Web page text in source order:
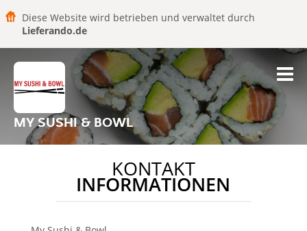
Diese Website wird betrieben und verwaltet durch
Lieferando.de
MY SUSHI & BOWL
KONTAKT
INFORMATIONEN